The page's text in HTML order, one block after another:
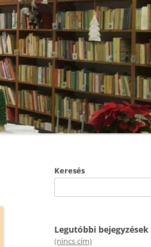
Keresés
Legutóbbi bejegyzések
(nincs cím)